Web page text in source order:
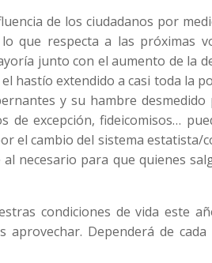
de los ciudadanos por
que respecta a las próximas
junto con el aumento de la
hastío extendido a casi toda la
y su hambre
de excepción, fideicomisos…
el cambio del sistema
necesario para que quienes
condiciones de vida este
aprovechar. Dependerá de